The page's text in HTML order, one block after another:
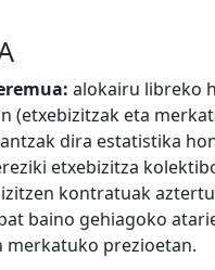
alokairu libreko
(etxebizitzak eta
dira estatistika
etxebizitza
kontratuak
baino gehiagoko
merkatuko prezioetan.